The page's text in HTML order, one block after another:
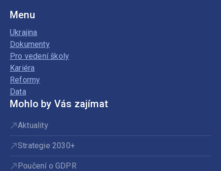
Menu
Ukrajina
Dokumenty
Pro vedení školy
Kariéra
Reformy
Data
Mohlo by Vás zajímat
Aktuality
Strategie 2030+
Poučení o GDPR